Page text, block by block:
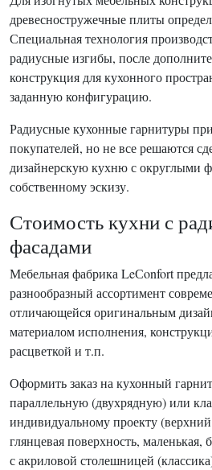
древесностружечные плиты
Специальная технология
радиусные изгибы, после
конструкция для кухонного
заданную конфигурацию.
Радиусные кухонные гарнитуры
покупателей, но не все решаются
дизайнерскую кухню с округлыми
собственному эскизу.
Стоимость кухни с
фасадами
Мебельная фабрика LeСonfort
разнообразный ассортимент
отличающейся оригинальным
материалом исполнения,
расцветкой и т.п.
Оформить заказ на кухонный
параллельную (двухрядную) или
индивидуальному проекту
глянцевая поверхность, маленькая,
с акриловой столешницей